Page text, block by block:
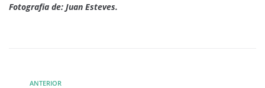
Fotografia de: Juan Esteves.
ANTERIOR